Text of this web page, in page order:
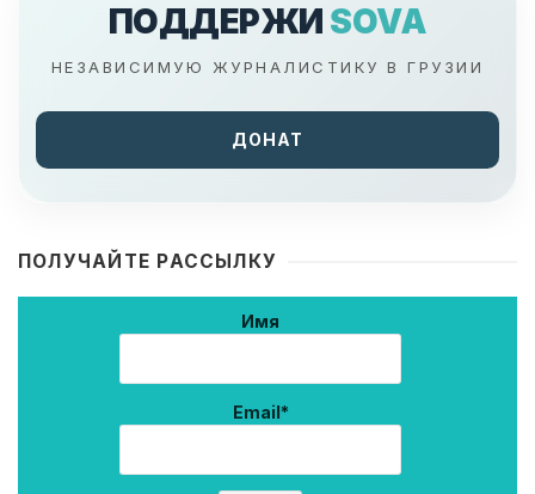
ПОДДЕРЖИ SOVA
НЕЗАВИСИМУЮ ЖУРНАЛИСТИКУ В ГРУЗИИ
ДОНАТ
ПОЛУЧАЙТЕ РАССЫЛКУ
Имя
Email*